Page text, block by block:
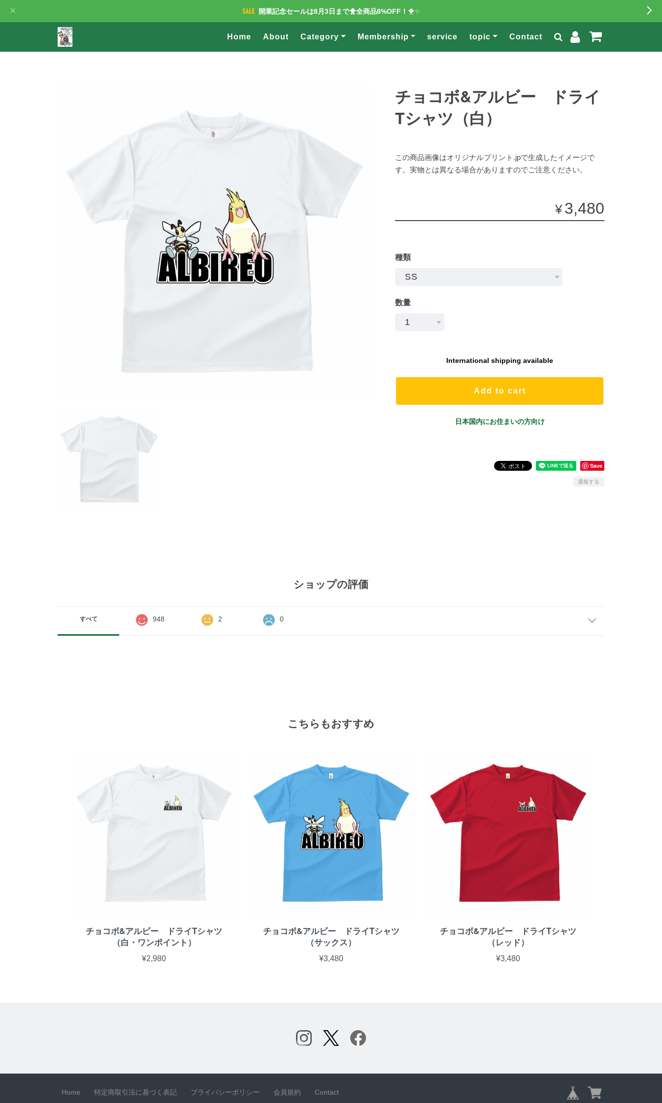
開業記念セールは8月3日まで🐥全商品8%OFF！ 🐥✨
Home About Category Membership service topic Contact
チョコボ&アルビー ドライ
Tシャツ（白）
この商品画像はオリジナルプリント.jpで生成したイメージで
す。実物とは異なる場合がありますのでご注意ください。
¥ 3,480
種類
数量
International shipping available
Add to cart
日本国内にお住まいの方向け
Save
通報する
ショップの評価
すべて 948 2 0
こちらもおすすめ
チョコボ&アルビー ドライTシャツ
（白・ワンポイント）
¥2,980
チョコボ&アルビー ドライTシャツ
（サックス）
¥3,480
チョコボ&アルビー ドライTシャツ
（レッド）
¥3,480
Home 特定商取引法に基づく表記 プライバシーポリシー 会員規約 Contact